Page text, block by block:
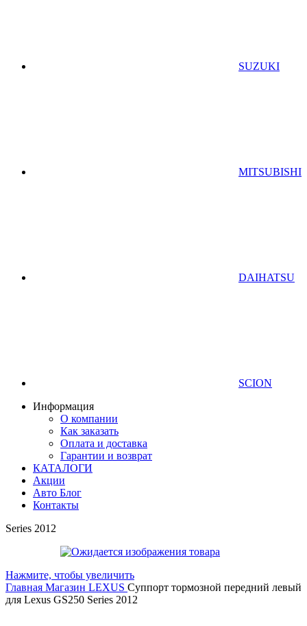
SUZUKI
MITSUBISHI
DAIHATSU
SCION
Информация
О компании
Как заказать
Оплата и доставка
Гарантии и возврат
КАТАЛОГИ
Акции
Авто Блог
Контакты
Series 2012
Нажмите, чтобы увеличить
Главная Магазин LEXUS Суппорт тормозной передний левый
для Lexus GS250 Series 2012